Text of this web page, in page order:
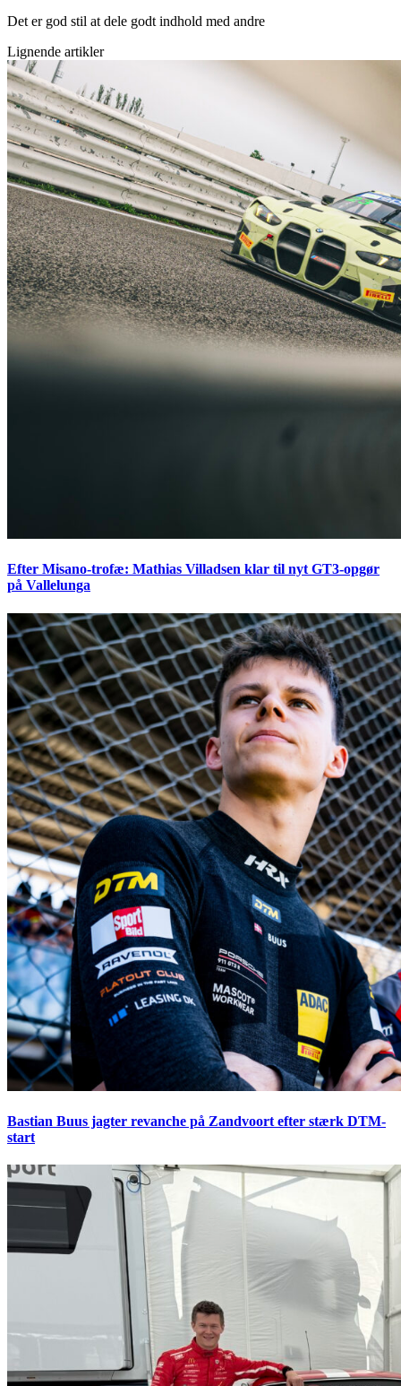
Det er god stil at dele godt indhold med andre
Lignende artikler
Efter Misano-trofæ: Mathias Villadsen klar til nyt GT3-opgør
på Vallelunga
Bastian Buus jagter revanche på Zandvoort efter stærk DTM-
start